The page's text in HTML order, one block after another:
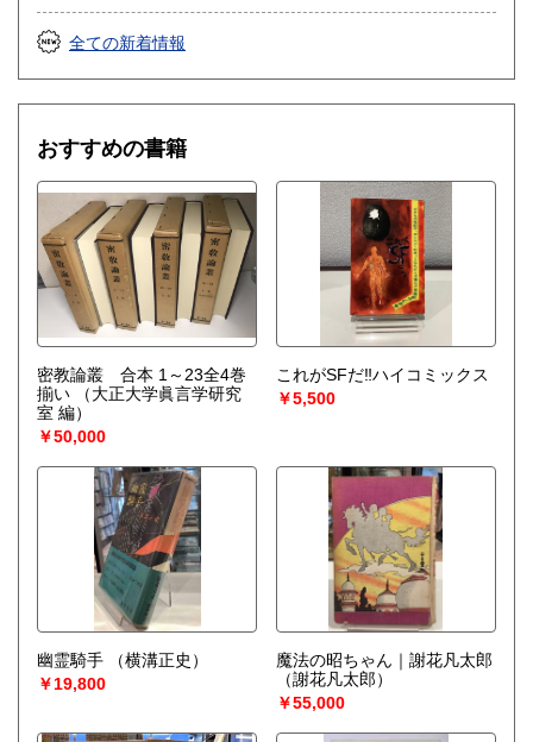
全ての新着情報
おすすめの書籍
密教論叢 合本 1～23全4巻
揃い
（大正大学眞言学研究
室 編）
￥50,000
これがSFだ‼︎ハイコミックス
￥5,500
幽霊騎手
（横溝正史）
￥19,800
魔法の昭ちゃん｜謝花凡太郎
（謝花凡太郎）
￥55,000